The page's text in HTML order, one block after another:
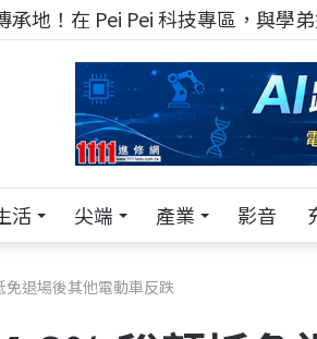
地！在 Pei Pei 科技專區，與學弟
活 尖端 產業 影音
退場後其他電動車反跌